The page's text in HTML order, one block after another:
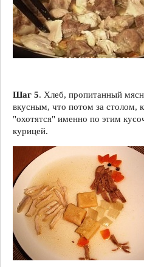
Шаг 5. Хлеб, пропитанный
вкусным, что потом за столом,
"охотятся" именно по этим
курицей.